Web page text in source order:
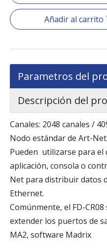
Añadir al carrito
Parametros del
Descripción del
Canales: 2048 canales /
Nodo estándar de Art-Net.
Pueden utilizarse para el
aplicación, consola o
Net para distribuir datos
Ethernet.
Comúnmente, el FD-
extender los puertos de
MA2, software Madrix